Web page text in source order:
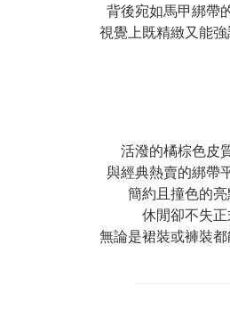
背後宛如馬甲綁帶
視覺上既精緻又能
活潑的橘棕色皮
與經典熱賣的綁帶
簡約且撞色的
休閒卻不失
無論是裙裝或褲裝